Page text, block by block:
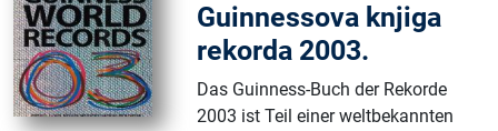
Guinnessova knjiga
rekorda 2003.
Das Guinness-Buch der Rekorde
2003 ist Teil einer weltbekannten